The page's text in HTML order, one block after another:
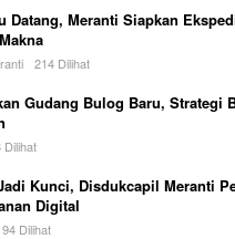
Datang, Meranti Siapkan
214 Dilihat
Gudang Bulog Baru, Strategi
Dilihat
Kunci, Disdukcapil Meranti
Digital
Dilihat